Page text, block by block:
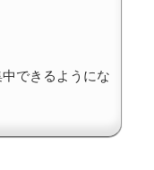
できるようにな